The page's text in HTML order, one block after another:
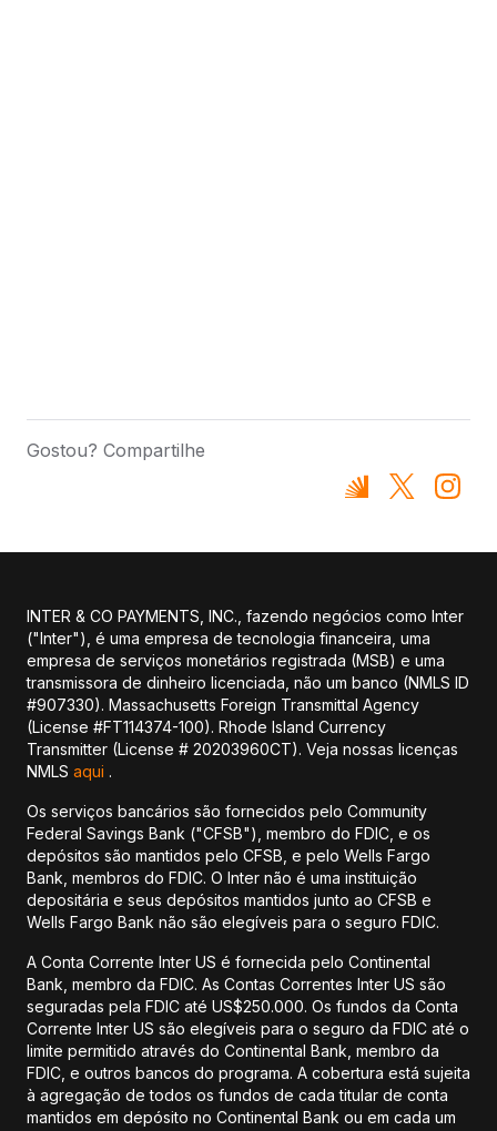
Gostou? Compartilhe
INTER & CO PAYMENTS, INC., fazendo negócios como Inter
("Inter"), é uma empresa de tecnologia financeira, uma
empresa de serviços monetários registrada (MSB) e uma
transmissora de dinheiro licenciada, não um banco (NMLS ID
#907330). Massachusetts Foreign Transmittal Agency
(License #FT114374-100). Rhode Island Currency
Transmitter (License # 20203960CT). Veja nossas licenças
NMLS aqui .
Os serviços bancários são fornecidos pelo Community
Federal Savings Bank ("CFSB"), membro do FDIC, e os
depósitos são mantidos pelo CFSB, e pelo Wells Fargo
Bank, membros do FDIC. O Inter não é uma instituição
depositária e seus depósitos mantidos junto ao CFSB e
Wells Fargo Bank não são elegíveis para o seguro FDIC.
A Conta Corrente Inter US é fornecida pelo Continental
Bank, membro da FDIC. As Contas Correntes Inter US são
seguradas pela FDIC até US$250.000. Os fundos da Conta
Corrente Inter US são elegíveis para o seguro da FDIC até o
limite permitido através do Continental Bank, membro da
FDIC, e outros bancos do programa. A cobertura está sujeita
à agregação de todos os fundos de cada titular de conta
mantidos em depósito no Continental Bank ou em cada um